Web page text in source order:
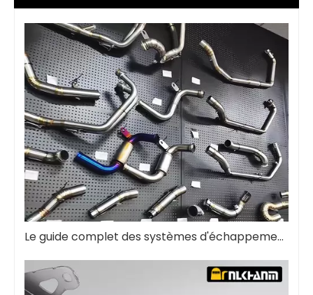
Le guide complet des systèmes d'échappement de moto